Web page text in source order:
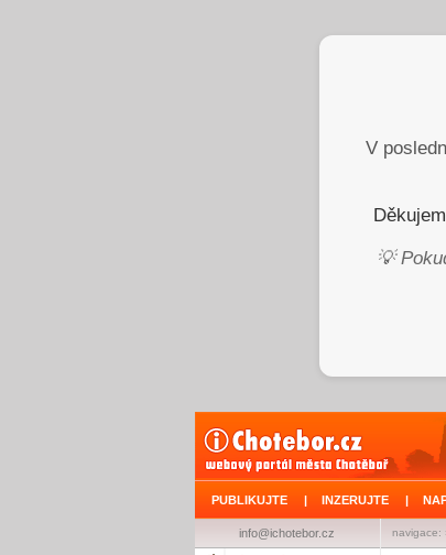
V
💡
PUBLIKUJTE | INZERUJTE |
navigace:
info@ichotebor.cz